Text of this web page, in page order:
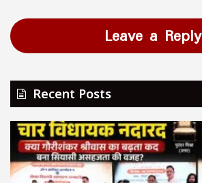
Leave a Reply
Recent Posts